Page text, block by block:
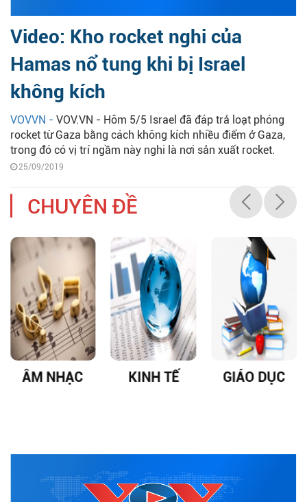
Video: Kho rocket nghi của
Hamas nổ tung khi bị Israel
không kích
VOVVN - VOV.VN - Hôm 5/5 Israel đã đáp trả loạt phóng
rocket từ Gaza bằng cách không kích nhiều điểm ở Gaza,
trong đó có vị trí ngầm này nghi là nơi sản xuất rocket.
25/09/2019
CHUYÊN ĐỀ
ÂM NHẠC KINH TẾ GIÁO DỤC